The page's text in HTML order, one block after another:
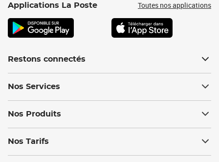
Applications La Poste Toutes nos applications
Restons connectés
Nos Services
Nos Produits
Nos Tarifs